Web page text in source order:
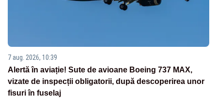
7 aug. 2026, 10:39
Alertă în aviație! Sute de avioane Boeing 737 MAX,
vizate de inspecții obligatorii, după descoperirea unor
fisuri în fuselaj